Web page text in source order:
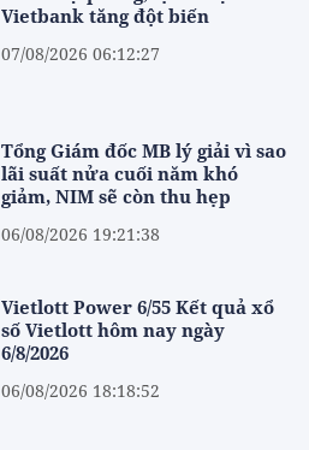
Vietbank tăng đột biến
07/08/2026 06:12:27
Tổng Giám đốc MB lý giải vì sao
lãi suất nửa cuối năm khó
giảm, NIM sẽ còn thu hẹp
06/08/2026 19:21:38
Vietlott Power 6/55 Kết quả xổ
số Vietlott hôm nay ngày
6/8/2026
06/08/2026 18:18:52